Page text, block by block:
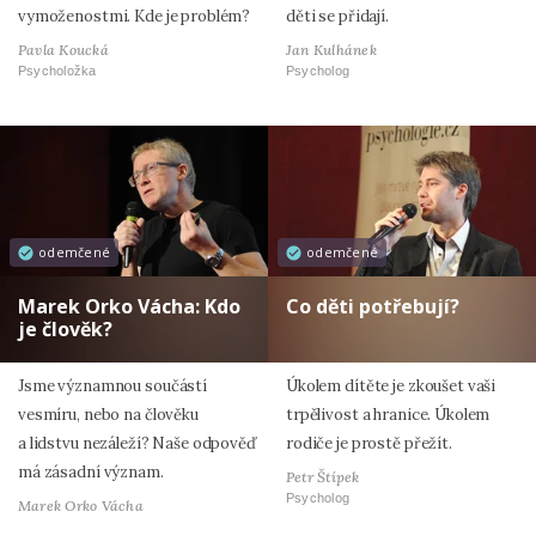
vymoženostmi. Kde je problém?
Pavla Koucká
Psycholožka
děti se přidají.
Jan Kulhánek
Psycholog
odemčené
Marek Orko Vácha: Kdo
je člověk?
Jsme významnou součástí
vesmíru, nebo na člověku
a lidstvu nezáleží? Naše odpověď
má zásadní význam.
Marek Orko Vácha
odemčené
Co děti potřebují?
Úkolem dítěte je zkoušet vaši
trpělivost a hranice. Úkolem
rodiče je prostě přežít.
Petr Štípek
Psycholog